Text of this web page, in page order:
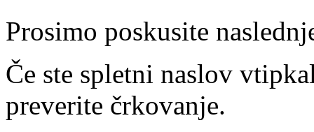
Prosimo poskusite
Če ste spletni naslov
preverite črkovanje.